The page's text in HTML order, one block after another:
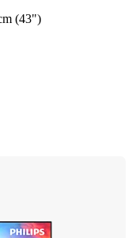
(43")